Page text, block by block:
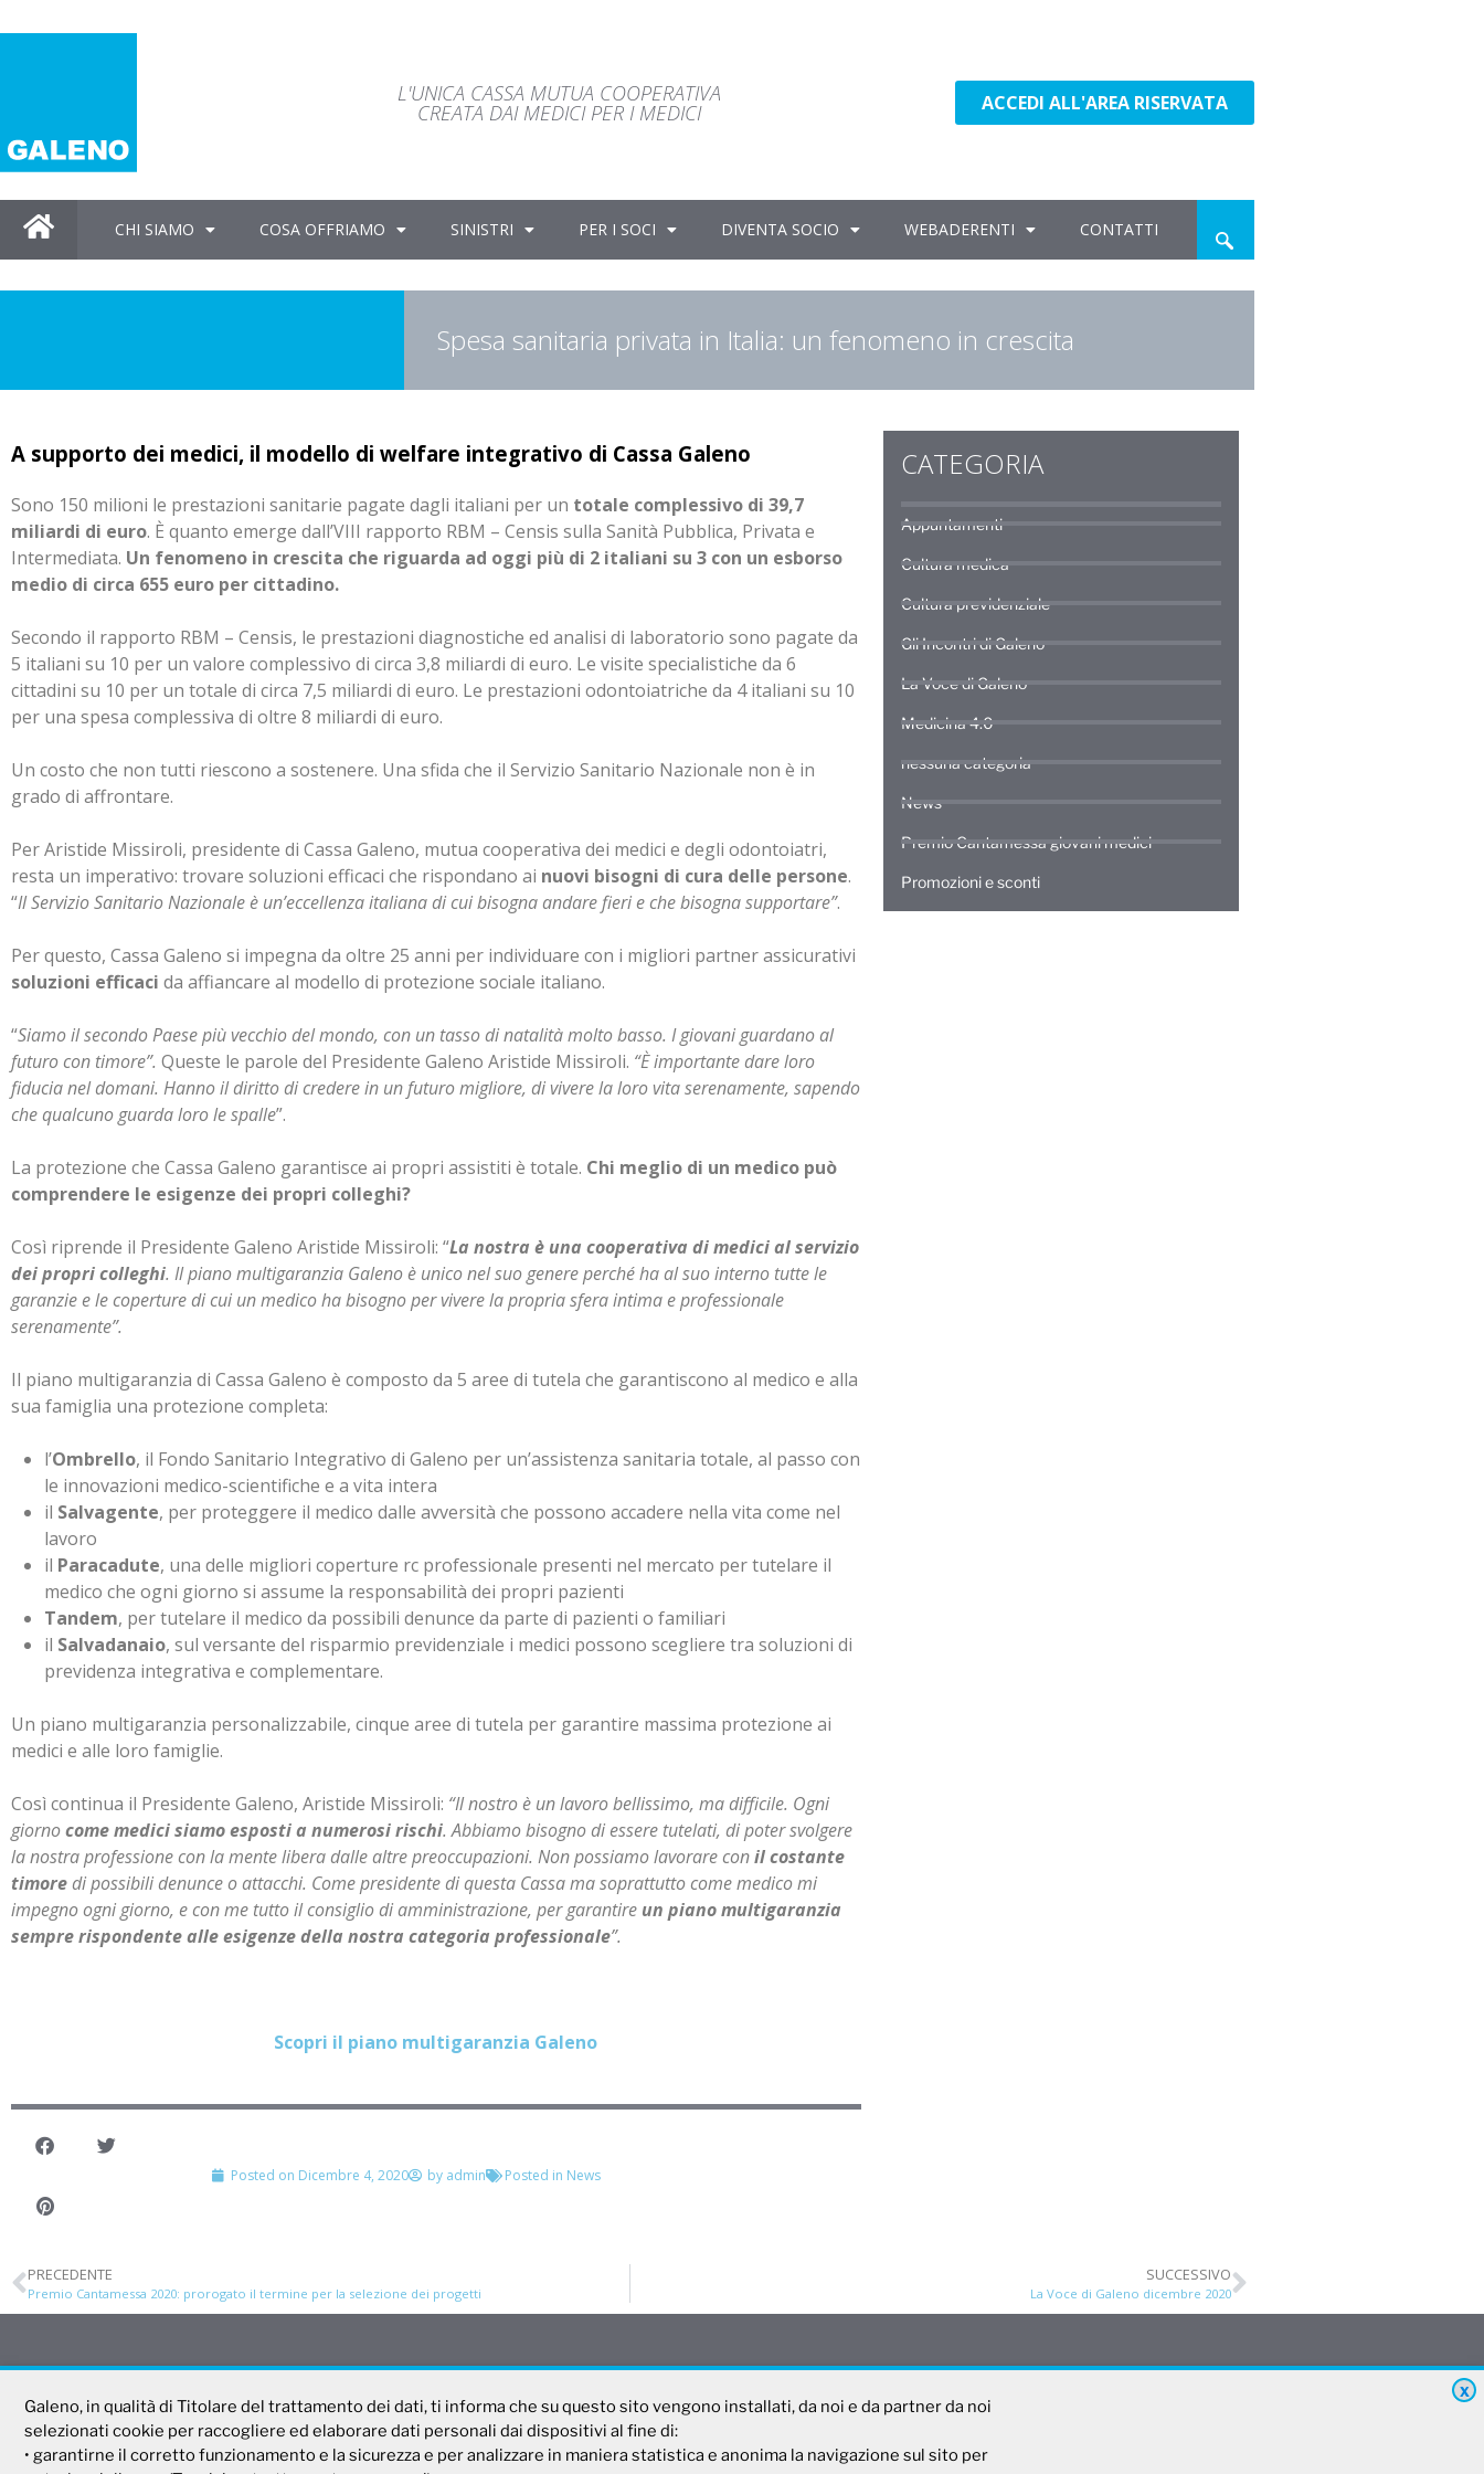
L'UNICA CASSA MUTUA COOPERATIVA
CREATA DAI MEDICI PER I MEDICI ACCEDI ALL'AREA RISERVATA
CHI SIAMO COSA OFFRIAMO SINISTRI PER I SOCI DIVENTA SOCIO WEBADERENTI CONTATTI
Spesa sanitaria privata in Italia: un fenomeno in crescita
A supporto dei medici, il modello di welfare integrativo di Cassa Galeno
Sono 150 milioni le prestazioni sanitarie pagate dagli italiani per un totale complessivo di 39,7
miliardi di euro. È quanto emerge dall’VIII rapporto RBM – Censis sulla Sanità Pubblica, Privata e
Intermediata. Un fenomeno in crescita che riguarda ad oggi più di 2 italiani su 3 con un esborso
medio di circa 655 euro per cittadino.
Secondo il rapporto RBM – Censis, le prestazioni diagnostiche ed analisi di laboratorio sono pagate da
5 italiani su 10 per un valore complessivo di circa 3,8 miliardi di euro. Le visite specialistiche da 6
cittadini su 10 per un totale di circa 7,5 miliardi di euro. Le prestazioni odontoiatriche da 4 italiani su 10
per una spesa complessiva di oltre 8 miliardi di euro.
Un costo che non tutti riescono a sostenere. Una sfida che il Servizio Sanitario Nazionale non è in
grado di affrontare.
Per Aristide Missiroli, presidente di Cassa Galeno, mutua cooperativa dei medici e degli odontoiatri,
resta un imperativo: trovare soluzioni efficaci che rispondano ai nuovi bisogni di cura delle persone.
“Il Servizio Sanitario Nazionale è un’eccellenza italiana di cui bisogna andare fieri e che bisogna supportare”.
Per questo, Cassa Galeno si impegna da oltre 25 anni per individuare con i migliori partner assicurativi
soluzioni efficaci da affiancare al modello di protezione sociale italiano.
“Siamo il secondo Paese più vecchio del mondo, con un tasso di natalità molto basso. I giovani guardano al
futuro con timore”. Queste le parole del Presidente Galeno Aristide Missiroli. “È importante dare loro
fiducia nel domani. Hanno il diritto di credere in un futuro migliore, di vivere la loro vita serenamente, sapendo
chequalcuno guarda loro le spalle”.
La protezione che Cassa Galeno garantisce ai propri assistiti è totale. Chi meglio di un medico può
comprendere le esigenze dei propri colleghi?
Così riprende il Presidente Galeno Aristide Missiroli: “La nostra è una cooperativa di medici al servizio
dei propri colleghi. Il piano multigaranzia Galeno è unico nel suo genere perché ha al suo interno tutte le
garanzie e le coperture di cui un medico ha bisogno per vivere la propria sfera intima e professionale
serenamente”.
Il piano multigaranzia di Cassa Galeno è composto da 5 aree di tutela che garantiscono al medico e alla
sua famiglia una protezione completa:
l’Ombrello, il Fondo Sanitario Integrativo di Galeno per un’assistenza sanitaria totale, al passo con
le innovazioni medico-scientifiche e a vita intera
il Salvagente, per proteggere il medico dalle avversità che possono accadere nella vita come nel
lavoro
il Paracadute, una delle migliori coperture rc professionale presenti nel mercato per tutelare il
medico che ogni giorno si assume la responsabilità dei propri pazienti
Tandem, per tutelare il medico da possibili denunce da parte di pazienti o familiari
il Salvadanaio, sul versante del risparmio previdenziale i medici possono scegliere tra soluzioni di
previdenza integrativa e complementare.
Un piano multigaranzia personalizzabile, cinque aree di tutela per garantire massima protezione ai
medici e alle loro famiglie.
Così continua il Presidente Galeno, Aristide Missiroli: “Il nostro è un lavoro bellissimo, ma difficile. Ogni
giornocome medici siamo esposti a numerosi rischi. Abbiamo bisogno di essere tutelati, di poter svolgere
la nostra professione con la mente libera dalle altre preoccupazioni. Non possiamo lavorare conil costante
timoredi possibili denunce o attacchi. Come presidente di questa Cassa ma soprattutto come medico mi
impegno ogni giorno, e con me tutto il consiglio di amministrazione, per garantire un piano multigaranzia
sempre rispondente alle esigenze della nostra categoria professionale”.
Scopri il piano multigaranzia Galeno
Posted on Dicembre 4, 2020 byadmin Posted in News
CATEGORIA
Appuntamenti
Cultura medica
Cultura previdenziale
Gli Incontri di Galeno
La Voce di Galeno
Medicina 4.0
nessuna categoria
News
Premio Cantamessa giovani medici
Promozioni e sconti
PRECEDENTE
Premio Cantamessa 2020: prorogato il termine per la selezione dei progetti
SUCCESSIVO
La Voce di Galeno dicembre 2020
Galeno
Società Mutua Cooperativa
Fax 06 44 24 87 05
e-mail:backoffice@cassagaleno.it
X
Galeno, in qualità di Titolare del trattamento dei dati, ti informa che su questo sito vengono installati, da noi e da partner da noi
selezionati cookie per raccogliere ed elaborare dati personali dai dispositivi al fine di:
• garantirne il corretto funzionamento e la sicurezza e per analizzare in maniera statistica e anonima la navigazione sul sito per